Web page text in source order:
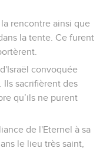
rencontre ainsi que
la tente. Ce furent
convoquée
Ils sacrifièrent des
qu’ils ne purent
de l'Eternel à sa
le lieu très saint,